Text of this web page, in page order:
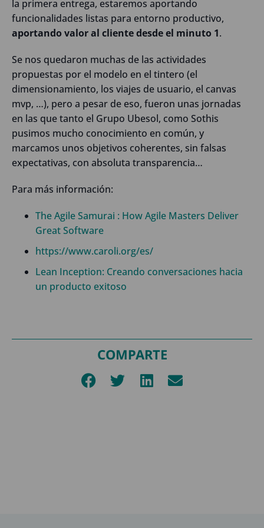
la primera entrega, estaremos aportando
funcionalidades listas para entorno productivo,
aportando valor al cliente desde el minuto 1.
Se nos quedaron muchas de las actividades
propuestas por el modelo en el tintero (el
dimensionamiento, los viajes de usuario, el canvas
mvp, …), pero a pesar de eso, fueron unas jornadas
en las que tanto el Grupo Ubesol, como Sothis
pusimos mucho conocimiento en común, y
marcamos unos objetivos coherentes, sin falsas
expectativas, con absoluta transparencia…
Para más información:
The Agile Samurai : How Agile Masters Deliver
Great Software
https://www.caroli.org/es/
Lean Inception: Creando conversaciones hacia
un producto exitoso
COMPARTE